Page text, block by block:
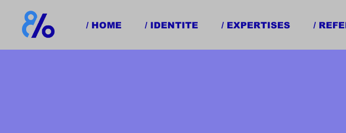
/ HOME / IDENTITE / EXPERTISES /